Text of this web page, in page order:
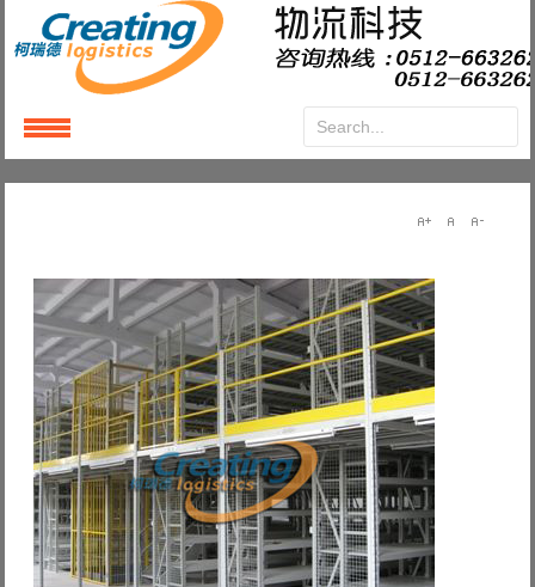
LoginorRegister
Password
Remember Me
Log in with Facebook